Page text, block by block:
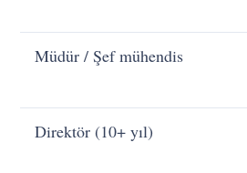
Müdür / Şef mühendis
Direktör (10+ yıl)